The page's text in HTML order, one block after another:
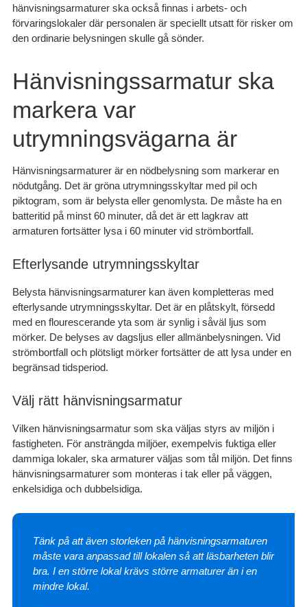
hänvisningsarmaturer ska också finnas i arbets- och
förvaringslokaler där personalen är speciellt utsatt för risker om
den ordinarie belysningen skulle gå sönder.
Hänvisningssarmatur ska
markera var
utrymningsvägarna är
Hänvisningsarmaturer är en nödbelysning som markerar en
nödutgång. Det är gröna utrymningsskyltar med pil och
piktogram, som är belysta eller genomlysta. De måste ha en
batteritid på minst 60 minuter, då det är ett lagkrav att
armaturen fortsätter lysa i 60 minuter vid strömbortfall.
Efterlysande utrymningsskyltar
Belysta hänvisningsarmaturer kan även kompletteras med
efterlysande utrymningsskyltar. Det är en plåtskylt, försedd
med en flourescerande yta som är synlig i såväl ljus som
mörker. De belyses av dagsljus eller allmänbelysningen. Vid
strömbortfall och plötsligt mörker fortsätter de att lysa under en
begränsad tidsperiod.
Välj rätt hänvisningsarmatur
Vilken hänvisningsarmatur som ska väljas styrs av miljön i
fastigheten. För ansträngda miljöer, exempelvis fuktiga eller
dammiga lokaler, ska armaturer väljas som tål miljön. Det finns
hänvisningsarmaturer som monteras i tak eller på väggen,
enkelsidiga och dubbelsidiga.
Tänk på att även storleken på hänvisningsarmaturen
måste vara anpassad till lokalen så att läsbarheten blir
bra. I en större lokal krävs större armaturer än i en
mindre lokal.